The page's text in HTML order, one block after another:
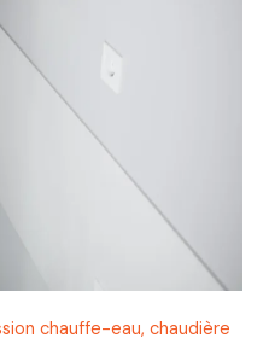
chauffe-eau, chaudière